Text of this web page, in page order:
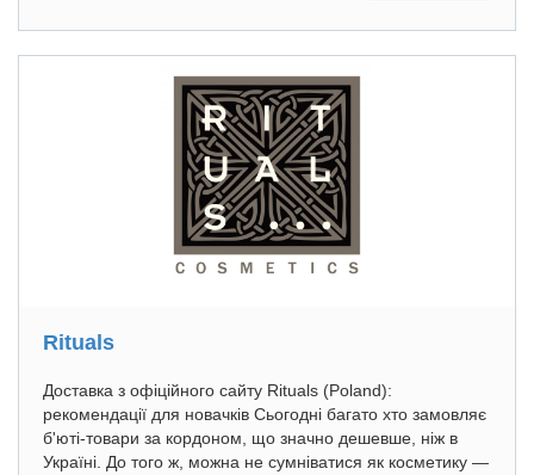
Rituals
Доставка з офіційного сайту Rituals (Poland):
рекомендації для новачків Сьогодні багато хто замовляє
б'юті-товари за кордоном, що значно дешевше, ніж в
Україні. До того ж, можна не сумніватися як косметику —